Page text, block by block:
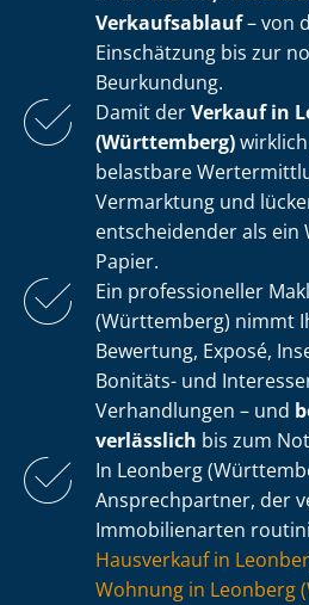
Verkaufsablauf– von
Einschätzung bis zur
Beurkundung.
Damit derVerkauf in
(Württemberg)
belastbare
Vermarktung und
entscheidender als ein
Papier.
Ein professioneller
(Württemberg) nimmt
Bewertung, Exposé,
Bonitäts- und
Verhandlungen – und
verlässlich bis zum
In Leonberg
Ansprechpartner, der
Immobilienarten
Hausverkauf in
Wohnung in Leonberg